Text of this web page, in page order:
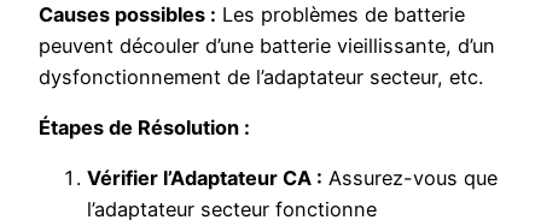
Causes possibles : Les problèmes de batterie
peuvent découler d’une batterie vieillissante, d’un
dysfonctionnement de l’adaptateur secteur, etc.
Étapes de Résolution :
Vérifier l’Adaptateur CA : Assurez-vous que
l’adaptateur secteur fonctionne